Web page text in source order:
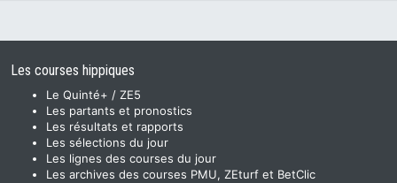
Les courses hippiques
Le Quinté+ / ZE5
Les partants et pronostics
Les résultats et rapports
Les sélections du jour
Les lignes des courses du jour
Les archives des courses PMU, ZEturf et BetClic